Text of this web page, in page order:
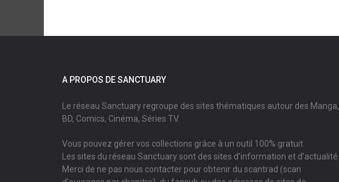
A PROPOS DE SANCTUARY
Le réseau Sanctuary regroupe des sites thématiques autour des Manga,
BD, Comics, Cinéma, Séries TV.
Vous pouvez gérer vos collections grâce à un outil 100% gratuit.
Les sites du réseau Sanctuary sont des sites d'information et d'actualité.
Merci de ne pas nous contacter pour obtenir du scantrad (scan